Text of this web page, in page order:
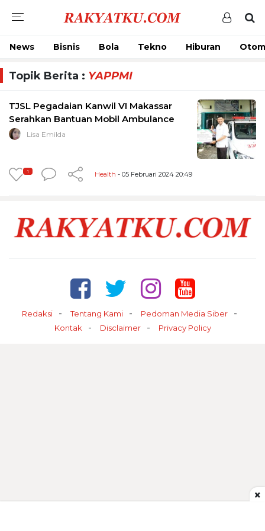
News Bisnis Bola Tekno Hiburan
Topik Berita : YAPPMI
TJSL Pegadaian Kanwil VI Makassar
Serahkan Bantuan Mobil Ambulance
Lisa Emilda
1 Health - 05 Februari 2024 20:49
Redaksi Tentang Kami
Pedoman Media Siber
Kontak
Disclaimer Privacy Policy
×